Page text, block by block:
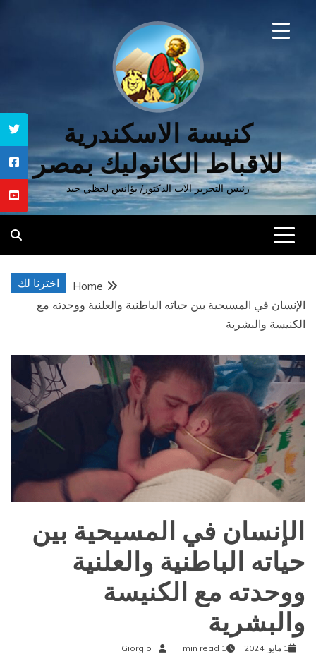
كنيسة الاسكندرية
للاقباط الكاثوليك بمصر
رئيس التحرير الاب الدكتور/ يؤانس لحظي جيد
اخترنا لك
Home
الإنسان في المسيحية بين حياته الباطنية والعلنية ووحدته مع
الكنيسة والبشرية
الإنسان في المسيحية بين
حياته الباطنية والعلنية
ووحدته مع الكنيسة
والبشرية
1 مايو, 2024 1 min read
Giorgio